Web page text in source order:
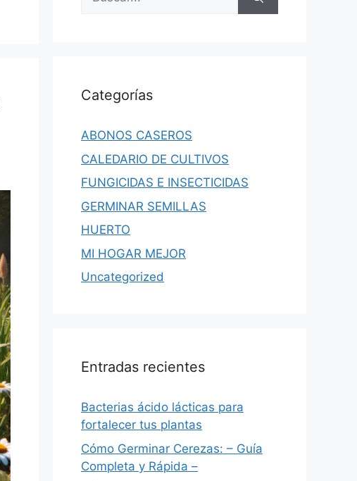
Categorías
ABONOS CASEROS
CALEDARIO DE CULTIVOS
FUNGICIDAS E INSECTICIDAS
GERMINAR SEMILLAS
HUERTO
MI HOGAR MEJOR
Uncategorized
Entradas recientes
Bacterias ácido lácticas para
fortalecer tus plantas
Cómo Germinar Cerezas: – Guía
Completa y Rápida –